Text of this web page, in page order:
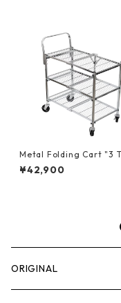
Metal Folding Cart "3
r"-折りたためるワゴンカ
ト-
¥42,900
ORIGINAL